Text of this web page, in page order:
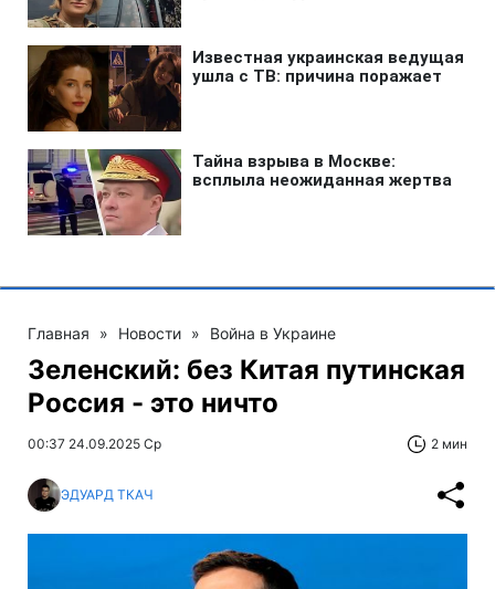
Главная » Новости » Война в Украине
Зеленский: без Китая путинская
Россия - это ничто
00:37 24.09.2025 Ср 2 мин
ЭДУАРД ТКАЧ